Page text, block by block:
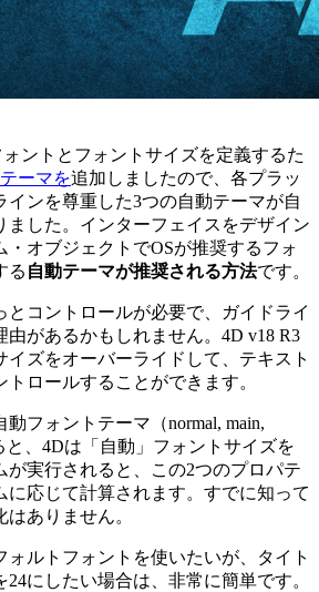
ォントとフォントサイズを定義するた
ーマを追加しましたので、各プラッ
インを尊重した3つの自動テーマが自
ました。インターフェイスをデザイン
・オブジェクトでOSが推奨するフォ
る 自動テーマが推奨される方法です。
とコントロールが必要で、ガイドライ
由があるかもしれません。4D v18 R3
イズをオーバーライドして、テキスト
ロールすることができます。
フォントテーマ（normal, main,
と、4Dは「自動」フォントサイズを
が実行されると、この2つのプロパテ
に応じて計算されます。すでに知って
ありません。
ォルトフォントを使いたいが、タイト
にしたい場合は、非常に簡単です。